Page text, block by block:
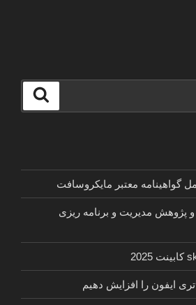
جستجو
مدیریت و برنامه ریزی
ایفون را افزایش دهیم